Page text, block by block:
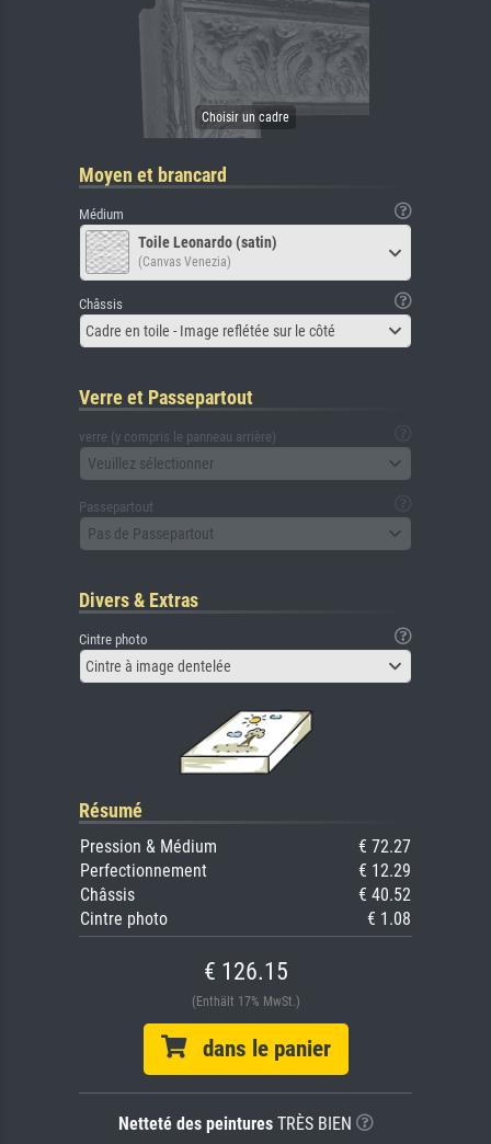
Moyen et brancard
Médium
Toile Leonardo (satin)
(Canvas Venezia)
Châssis
Cadre en toile - Image reflétée sur le côté
Verre et Passepartout
verre (y compris le panneau arrière)
Veuillez sélectionner
Passepartout
Pas de Passepartout
Divers & Extras
Cintre photo
Cintre à image dentelée
Résumé
Pression & Médium
€ 72.27
Perfectionnement
€ 12.29
Châssis
€ 40.52
Cintre photo
€ 1.08
€ 126.15
(Enthält 17% MwSt.)
dans le panier
Netteté des peinturesTRÈS BIEN